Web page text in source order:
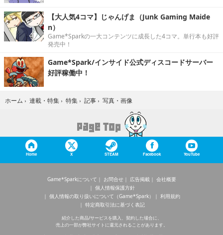
【大人気4コマ】じゃんげま（Junk Gaming Maide
n）
Game*Sparkの一大コンテンツに成長した4コマ。単行本も好評
発売中！
Game*Spark/インサイド公式ディスコードサーバー
好評稼働中！
ホーム › 連載・特集 › 特集 › 記事 › 写真・画像
Home X STEAM Facebook YouTube
Game*Sparkについて お問合せ 広告掲載
会社概要
個人情報保護方針
個人情報の取り扱いについて（Game*Spark）
利用規約
特定商取引法に基づく表記
紹介した商品/サービスを購入、契約した場合に、
売上の一部が弊社サイトに還元されることがあります。